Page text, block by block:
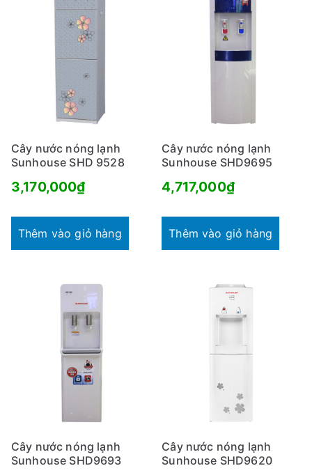
Cây nước nóng lạnh
Sunhouse SHD 9528
3,170,000₫
Thêm vào giỏ hàng
Cây nước nóng lạnh
Sunhouse SHD9695
4,717,000₫
Thêm vào giỏ hàng
Cây nước nóng lạnh
Sunhouse SHD9693
Cây nước nóng lạnh
Sunhouse SHD9620